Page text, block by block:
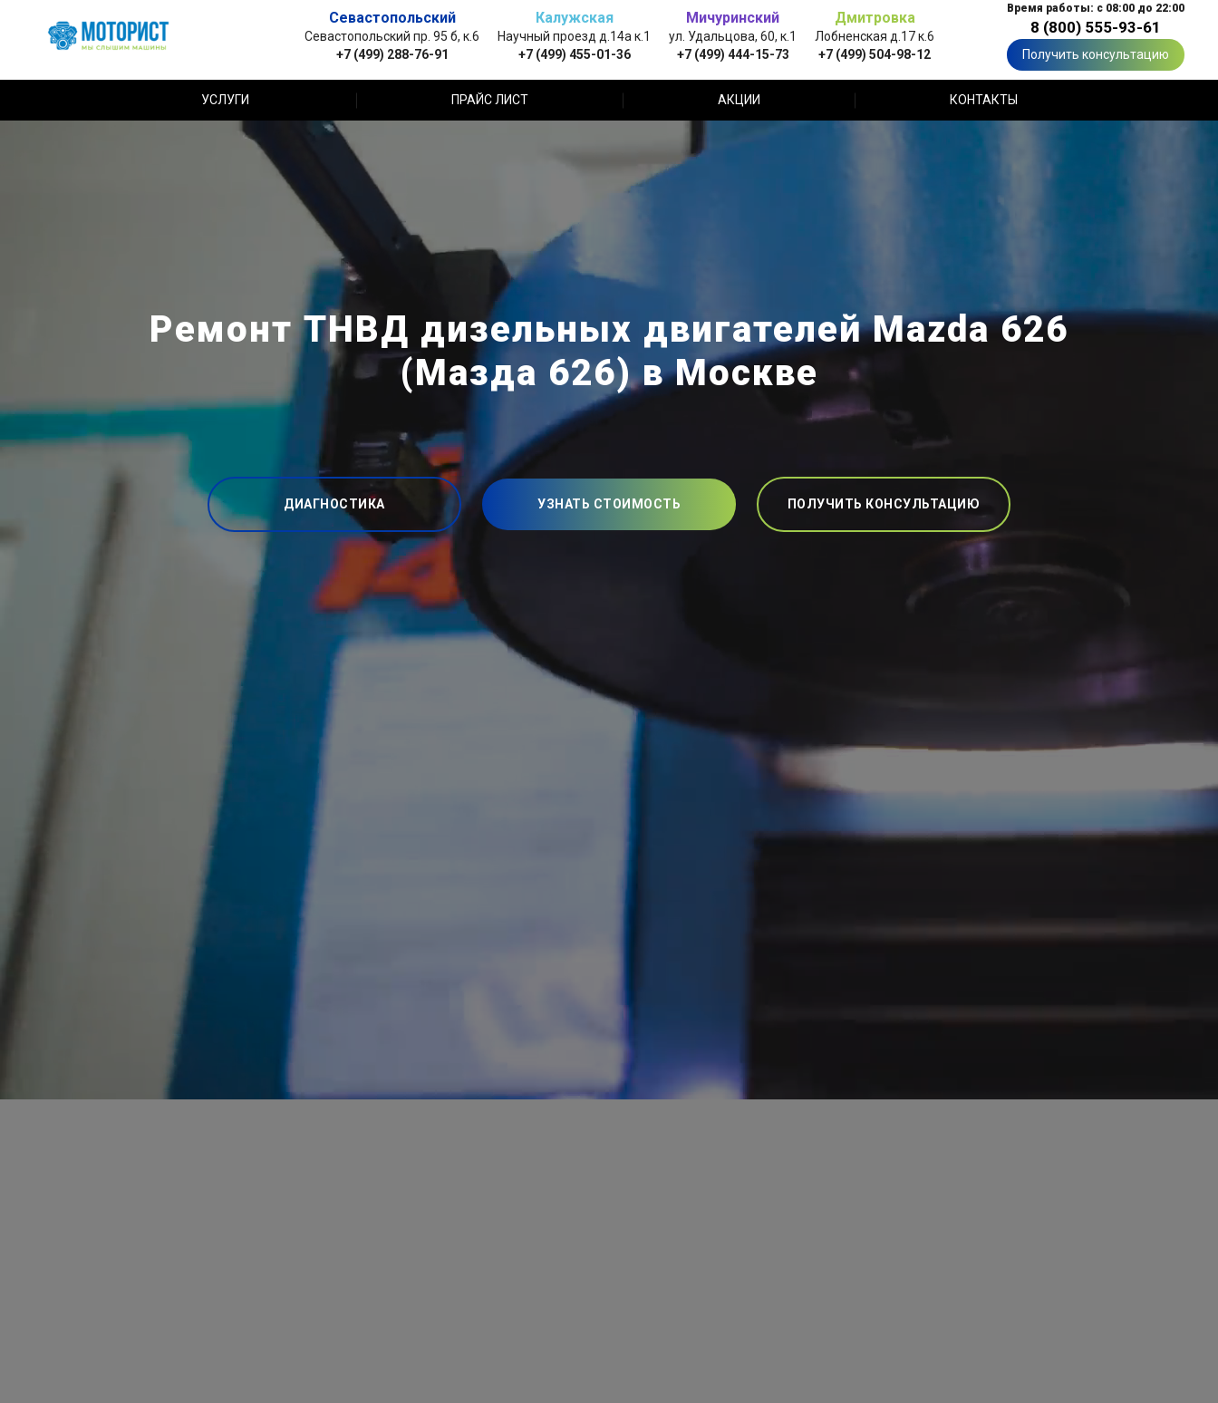
Севастопольский
Севастопольский пр. 95 б, к.6
+7 (499) 288-76-91
Калужская
Научный проезд д.14а к.1
+7 (499) 455-01-36
Мичуринский
ул. Удальцова, 60, к.1
+7 (499) 444-15-73
Дмитровка
Лобненская д.17 к.6
+7 (499) 504-98-12
Время работы: с 08:00 до 22:00
8 (800) 555-93-61
Получить консультацию
УСЛУГИ ПРАЙС ЛИСТ АКЦИИ КОНТАКТЫ
Ремонт ТНВД дизельных двигателей Mazda 626
(Мазда 626) в Москве
ДИАГНОСТИКА УЗНАТЬ СТОИМОСТЬ ПОЛУЧИТЬ КОНСУЛЬТАЦИЮ